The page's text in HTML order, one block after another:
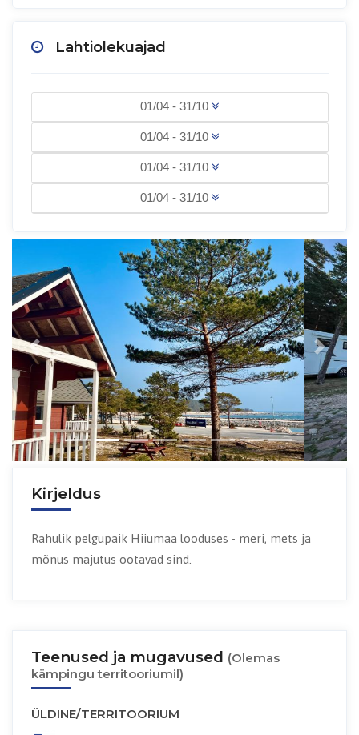
Lahtiolekuajad
01/04 - 31/10
01/04 - 31/10
01/04 - 31/10
01/04 - 31/10
Previous Next
Kirjeldus
Rahulik pelgupaik Hiiumaa looduses - meri, mets ja
mõnus majutus ootavad sind.
Teenused ja mugavused (Olemas
kämpingu territooriumil)
ÜLDINE/TERRITOORIUM